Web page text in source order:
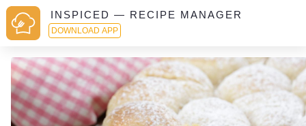
INSPICED — RECIPE MANAGER
DOWNLOAD APP